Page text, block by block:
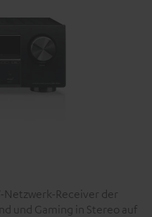
Netzwerk-Receiver der
und Gaming in Stereo auf